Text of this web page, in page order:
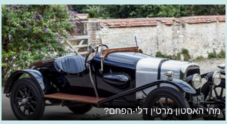
מהי האסטון מרטין דלי-הפחם?